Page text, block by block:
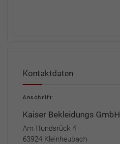
Kontaktdaten
Anschrift:
Kaiser Bekleidungs GmbH
Am Hundsrück 4
63924 Kleinheubach